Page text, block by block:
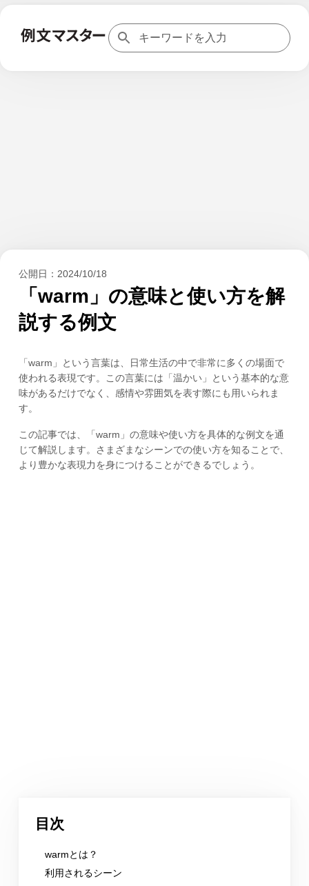
公開日： 2024/10/18
「warm」の意味と使い方を解
説する例文
「warm」という言葉は、日常生活の中で非常に多くの場面で
使われる表現です。この言葉には「温かい」という基本的な意
味があるだけでなく、感情や雰囲気を表す際にも用いられま
す。
この記事では、「warm」の意味や使い方を具体的な例文を通
じて解説します。さまざまなシーンでの使い方を知ることで、
より豊かな表現力を身につけることができるでしょう。
目次
warmとは？
利用されるシーン